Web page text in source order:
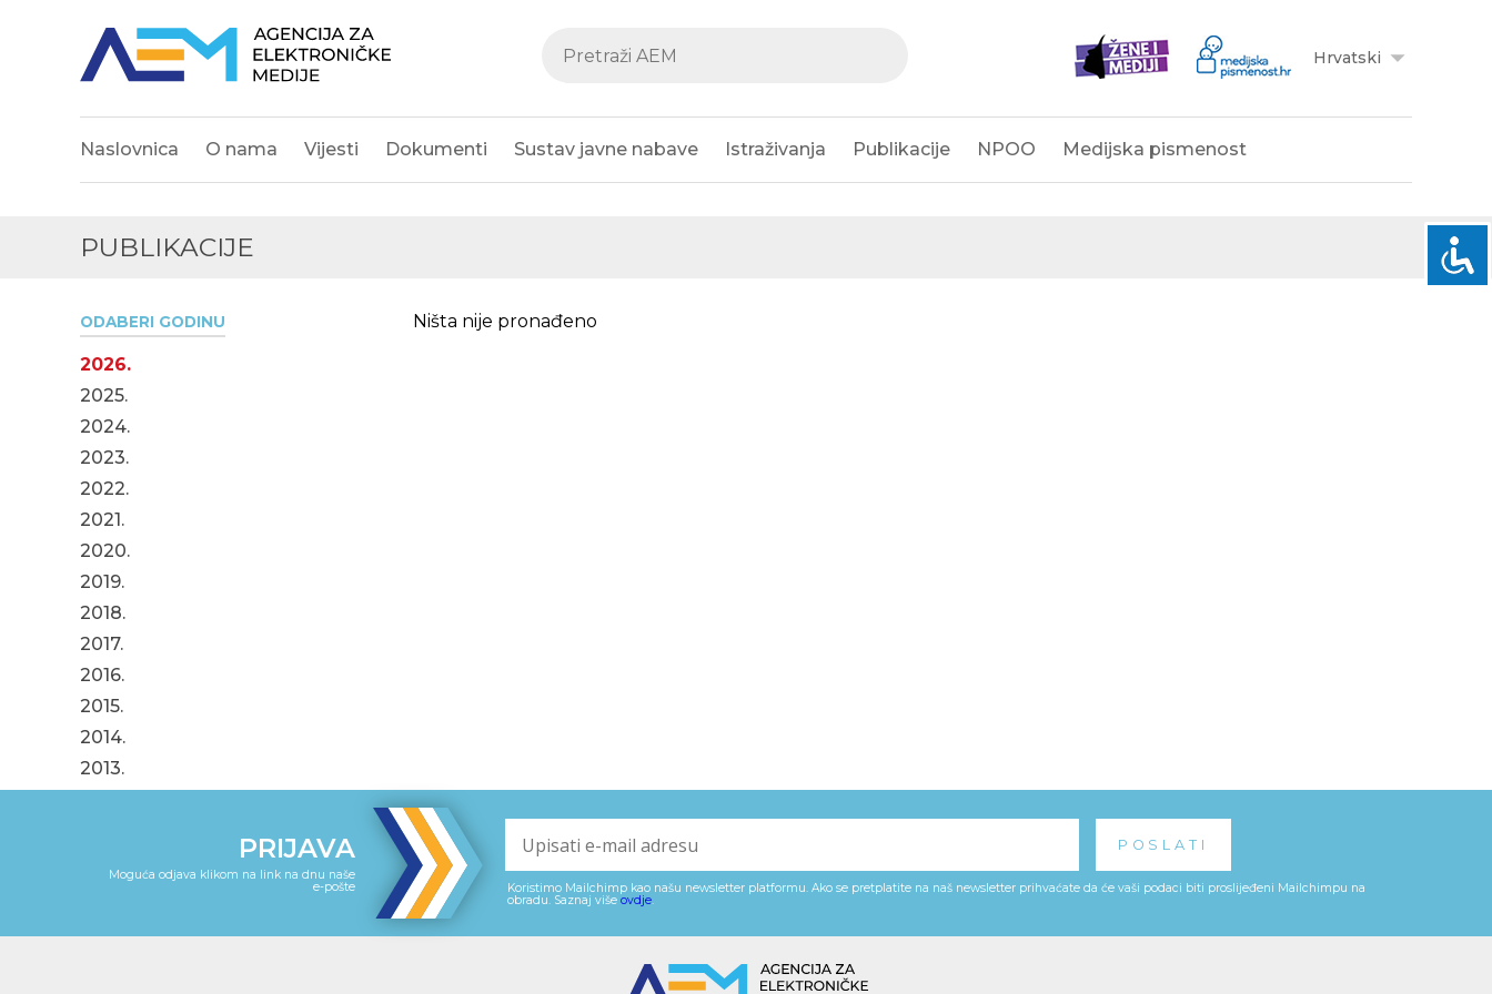
Hrvatski
Naslovnica O nama Vijesti Dokumenti Sustav javne nabave Istraživanja Publikacije NPOO Medijska pismenost
PUBLIKACIJE
ODABERI GODINU
2026.
2025.
2024.
2023.
2022.
2021.
2020.
2019.
2018.
2017.
2016.
2015.
2014.
2013.
Ništa nije pronađeno
PRIJAVA
Moguća odjava klikom na link na dnu naše
e-pošte
Koristimo Mailchimp kao našu newsletter platformu. Ako se pretplatite na naš newsletter prihvaćate da će vaši podaci biti proslijeđeni Mailchimpu na
obradu. Saznaj više ovdje.